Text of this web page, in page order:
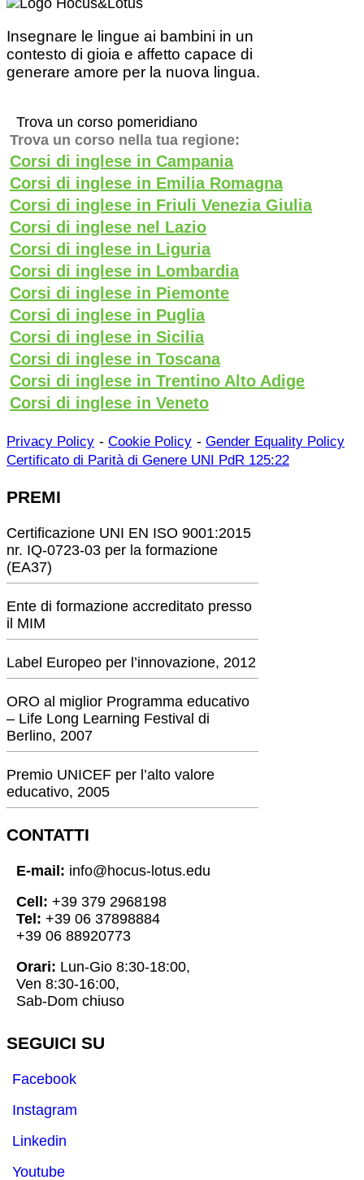
Insegnare le lingue ai bambini in un
contesto di gioia e affetto capace di
generare amore per la nuova lingua.
Trova un corso pomeridiano
Trova un corso nella tua regione:
Corsi di inglese in Campania
Corsi di inglese in Emilia Romagna
Corsi di inglese in Friuli Venezia Giulia
Corsi di inglese nel Lazio
Corsi di inglese in Liguria
Corsi di inglese in Lombardia
Corsi di inglese in Piemonte
Corsi di inglese in Puglia
Corsi di inglese in Sicilia
Corsi di inglese in Toscana
Corsi di inglese in Trentino Alto Adige
Corsi di inglese in Veneto
Privacy Policy - Cookie Policy - Gender Equality Policy
Certificato di Parità di Genere UNI PdR 125:22
PREMI
Certificazione UNI EN ISO 9001:2015
nr. IQ-0723-03 per la formazione
(EA37)
Ente di formazione accreditato presso
il MIM
Label Europeo per l’innovazione, 2012
ORO al miglior Programma educativo
– Life Long Learning Festival di
Berlino, 2007
Premio UNICEF per l’alto valore
educativo, 2005
CONTATTI
E-mail: info@hocus-lotus.edu
Cell: +39 379 2968198
Tel: +39 06 37898884
+39 06 88920773
Orari: Lun-Gio 8:30-18:00,
Ven 8:30-16:00,
Sab-Dom chiuso
SEGUICI SU
Facebook
Instagram
Linkedin
Youtube